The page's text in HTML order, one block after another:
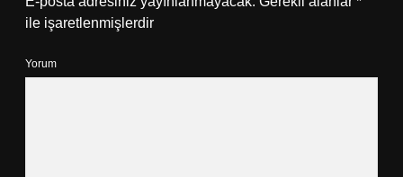
ile işaretlenmişlerdir
Yorum